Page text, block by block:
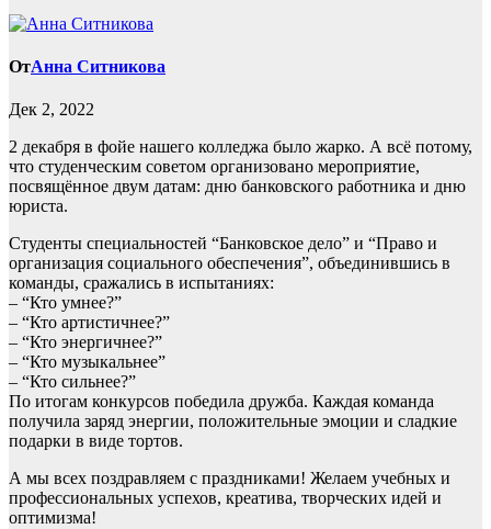
ОтАнна Ситникова
Дек 2, 2022
2 декабря в фойе нашего колледжа было жарко. А всё потому,
что студенческим советом организовано мероприятие,
посвящённое двум датам: дню банковского работника и дню
юриста.
Студенты специальностей “Банковское дело” и “Право и
организация социального обеспечения”, объединившись в
команды, сражались в испытаниях:
– “Кто умнее?”
– “Кто артистичнее?”
– “Кто энергичнее?”
– “Кто музыкальнее”
– “Кто сильнее?”
По итогам конкурсов победила дружба. Каждая команда
получила заряд энергии, положительные эмоции и сладкие
подарки в виде тортов.
А мы всех поздравляем с праздниками! Желаем учебных и
профессиональных успехов, креатива, творческих идей и
оптимизма!